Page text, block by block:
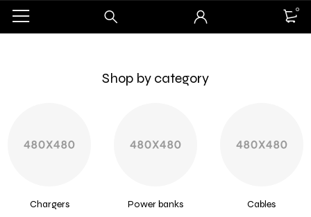
0
Shop by category
Chargers Power banks Cables